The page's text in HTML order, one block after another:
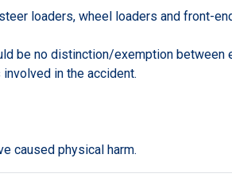
loaders, wheel loaders and front-
be no distinction/exemption between
in the accident.
caused physical harm.